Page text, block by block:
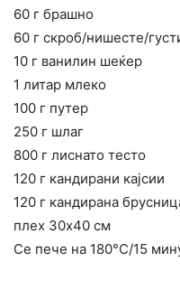
60 г брашно
60 г скроб/нишесте/
10 г ванилин шеќер
1 литар млеко
100 г путер
250 г шлаг
800 г лиснато тесто
120 г кандирани кајсии
120 г кандирана
плех 30х40 см
Се пече на 180°C/15